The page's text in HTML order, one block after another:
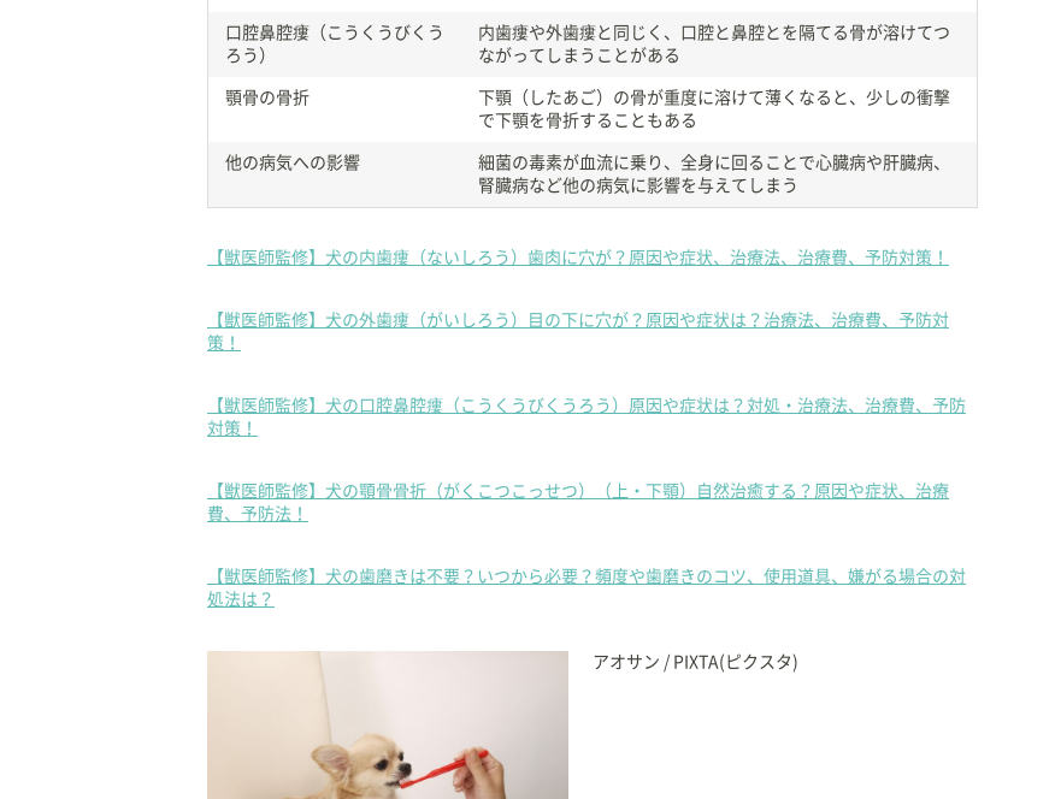
口腔鼻腔瘻（こうくうびくう
ろう）
内歯瘻や外歯瘻と同じく、口腔と鼻腔とを隔てる骨が溶けてつ
ながってしまうことがある
顎骨の骨折
下顎（したあご）の骨が重度に溶けて薄くなると、少しの衝撃
で下顎を骨折することもある
他の病気への影響
細菌の毒素が血流に乗り、全身に回ることで心臓病や肝臓病、
腎臓病など他の病気に影響を与えてしまう
【獣医師監修】犬の内歯瘻（ないしろう）歯肉に穴が？原因や症状、治療法、治療費、予防対策！
【獣医師監修】犬の外歯瘻（がいしろう）目の下に穴が？原因や症状は？治療法、治療費、予防対
策！
【獣医師監修】犬の口腔鼻腔瘻（こうくうびくうろう）原因や症状は？対処・治療法、治療費、予防
対策！
【獣医師監修】犬の顎骨骨折（がくこつこっせつ）（上・下顎）自然治癒する？原因や症状、治療
費、予防法！
【獣医師監修】犬の歯磨きは不要？いつから必要？頻度や歯磨きのコツ、使用道具、嫌がる場合の対
処法は？
アオサン / PIXTA(ピクスタ)